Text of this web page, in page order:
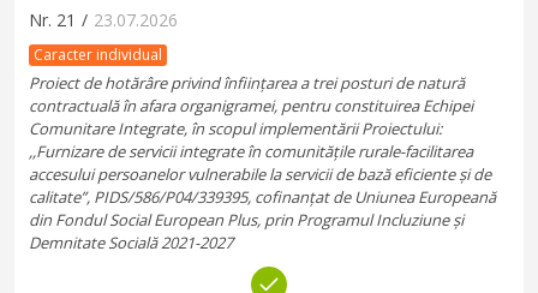
Nr. 21 / 23.07.2026
Caracter individual
Proiect de hotărâre privind înființarea a trei posturi de natură
contractuală în afara organigramei, pentru constituirea Echipei
Comunitare Integrate, în scopul implementării Proiectului:
,,Furnizare de servicii integrate în comunitățile rurale-facilitarea
accesului persoanelor vulnerabile la servicii de bază eficiente și de
calitate”, PIDS/586/P04/339395, cofinanțat de Uniunea Europeană
din Fondul Social European Plus, prin Programul Incluziune și
Demnitate Socială 2021-2027